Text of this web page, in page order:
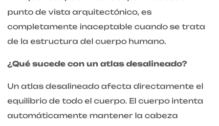
punto de vista arquitectónico, es
completamente inaceptable cuando se trata
de la estructura del cuerpo humano.
¿Qué sucede con un atlas desalineado?
Un atlas desalineado afecta directamente el
equilibrio de todo el cuerpo. El cuerpo intenta
automáticamente mantener la cabeza